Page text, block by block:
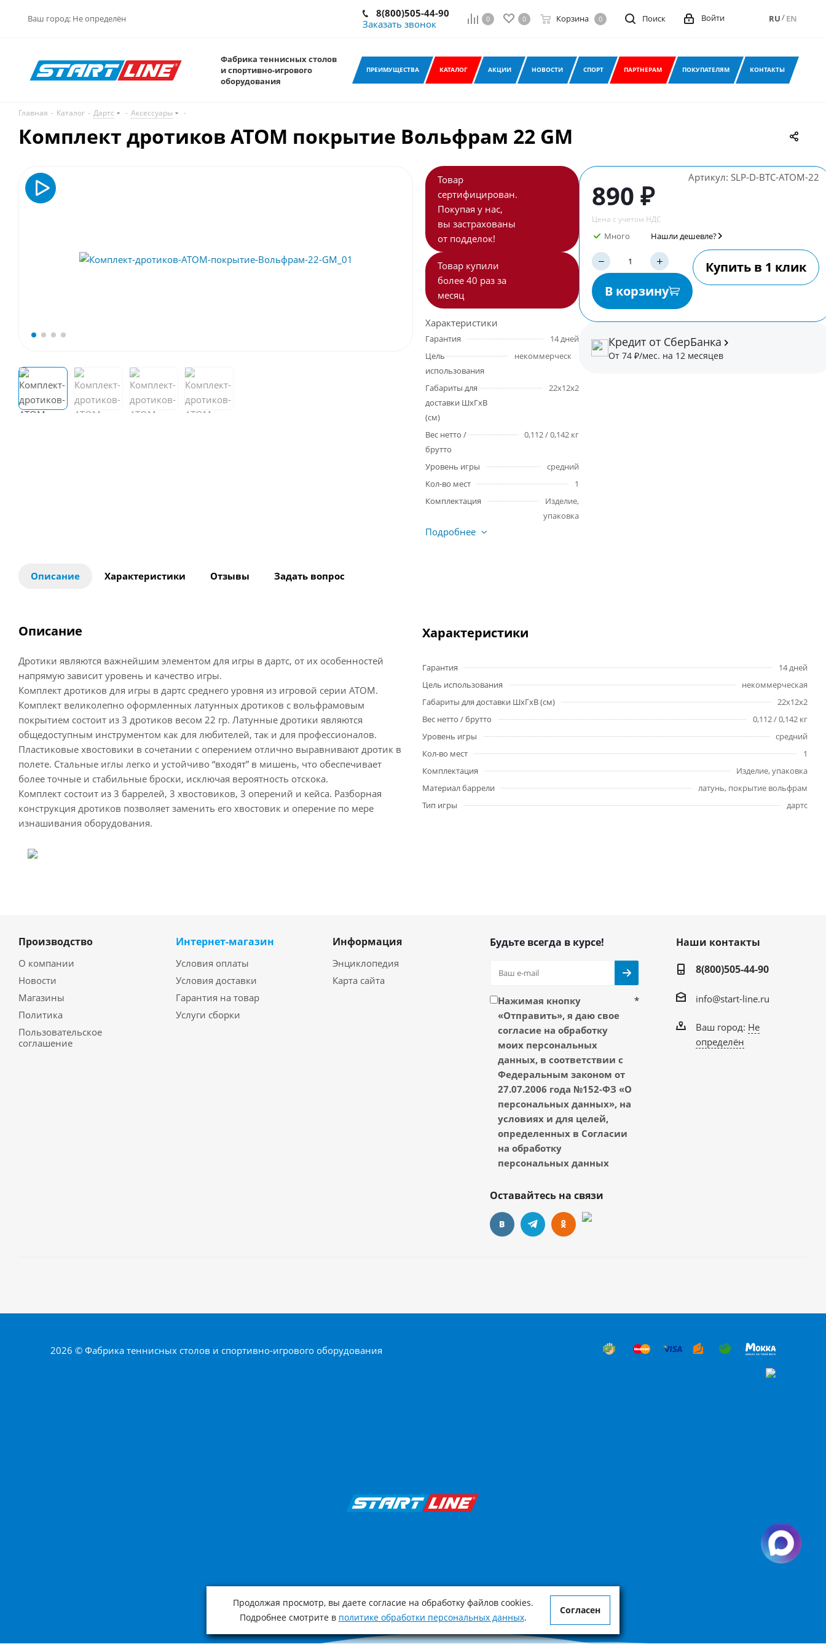
Ваш город: Не определён
8(800)505-44-90
Заказать звонок
0 0 Корзина 0 Поиск Войти RU/EN
Фабрика теннисных столов
и спортивно-игрового
оборудования
ПРЕИМУЩЕСТВА КАТАЛОГ АКЦИИ НОВОСТИ СПОРТ ПАРТНЕРАМ ПОКУПАТЕЛЯМ КОНТАКТЫ
Главная - Каталог - Дартс - Аксессуары -
Комплект дротиков ATOM покрытие Вольфрам 22 GM
Товар
сертифицирован.
Покупая у нас,
вы застрахованы
от подделок!
Товар купили
более 40 раз за
месяц
Характеристики
Гарантия
14 дней
Цель
использования
Габариты для
доставки ШхГхВ
(см)
22x12x2
Вес нетто /
брутто
0,112 / 0,142 кг
Уровень игры
средний
Кол-во мест
1
Комплектация
Изделие,
упаковка
Подробнее
Артикул: SLP-D-BTC-ATOM-22
890 ₽
Цена с учетом НДС
Много Нашли дешевле?
В корзину
Купить в 1 клик
Кредит от СберБанка
От 74 ₽/мес. на 12 месяцев
Описание Характеристики Отзывы Задать вопрос
Описание
Дротики являются важнейшим элементом для игры в дартс, от их особенностей
напрямую зависит уровень и качество игры.
Комплект дротиков для игры в дартс среднего уровня из игровой серии АТОМ.
Комплект великолепно оформленных латунных дротиков с вольфрамовым
покрытием состоит из 3 дротиков весом 22 гр. Латунные дротики являются
общедоступным инструментом как для любителей, так и для профессионалов.
Пластиковые хвостовики в сочетании с оперением отлично выравнивают дротик в
полете. Стальные иглы легко и устойчиво “входят” в мишень, что обеспечивает
более точные и стабильные броски, исключая вероятность отскока.
Комплект состоит из 3 баррелей, 3 хвостовиков, 3 оперений и кейса. Разборная
конструкция дротиков позволяет заменить его хвостовик и оперение по мере
изнашивания оборудования.
Характеристики
Гарантия
14 дней
Цель использования
некоммерческая
Габариты для доставки ШхГхВ (см)
22x12x2
Вес нетто / брутто
0,112 / 0,142 кг
Уровень игры
средний
Кол-во мест
1
Комплектация
Изделие, упаковка
Материал баррели
латунь, покрытие вольфрам
Тип игры
дартс
Производство
О компании
Новости
Магазины
Политика
Пользовательское
соглашение
Интернет-магазин
Условия оплаты
Условия доставки
Гарантия на товар
Услуги сборки
Информация
Энциклопедия
Карта сайта
Будьте всегда в курсе!
Нажимая кнопку
«Отправить», я даю свое
согласие на обработку
моих персональных
данных, в соответствии с
Федеральным законом от
27.07.2006 года №152-ФЗ «О
персональных данных», на
условиях и для целей,
определенных в Согласии
на обработку
персональных данных
*
Оставайтесь на связи
Наши контакты
8(800)505-44-90
info@start-line.ru
Ваш город: Не
определён
2026 © Фабрика теннисных столов и спортивно-игрового оборудования
Продолжая просмотр, вы даете согласие на обработку файлов cookies.
Подробнее смотрите в политике обработки персональных данных.
Согласен